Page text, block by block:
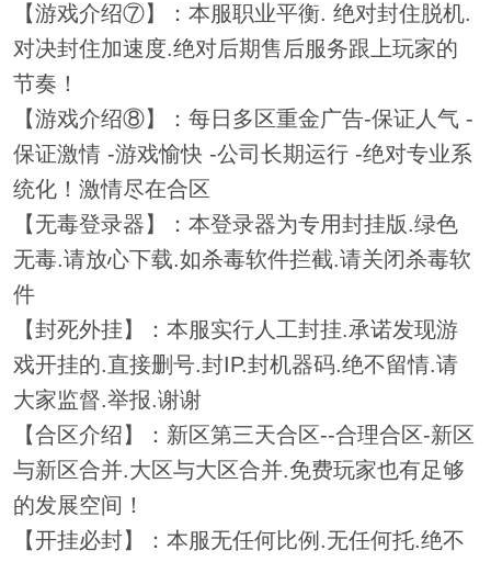
【游戏介绍⑦】：本服职业平衡. 绝对封住脱机.
对决封住加速度.绝对后期售后服务跟上玩家的
节奏！
【游戏介绍⑧】：每日多区重金广告-保证人气 -
保证激情 -游戏愉快 -公司长期运行 -绝对专业系
统化！激情尽在合区
【无毒登录器】：本登录器为专用封挂版.绿色
无毒.请放心下载.如杀毒软件拦截.请关闭杀毒软
件
【封死外挂】：本服实行人工封挂.承诺发现游
戏开挂的.直接删号.封IP.封机器码.绝不留情.请
大家监督.举报.谢谢
【合区介绍】：新区第三天合区--合理合区-新区
与新区合并.大区与大区合并.免费玩家也有足够
的发展空间！
【开挂必封】：本服无任何比例.无任何托.绝不